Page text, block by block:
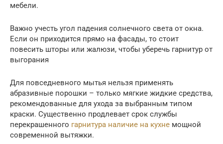
мебели.
Важно учесть угол падения солнечного света от окна.
Если он приходится прямо на фасады, то стоит
повесить шторы или жалюзи, чтобы уберечь гарнитур от
выгорания
Для повседневного мытья нельзя применять
абразивные порошки – только мягкие жидкие средства,
рекомендованные для ухода за выбранным типом
краски. Существенно продлевает срок службы
перекрашенного гарнитура наличие на кухне мощной
современной вытяжки.